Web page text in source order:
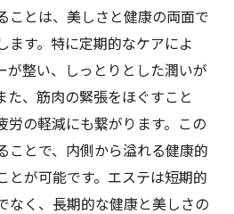
ことは、美しさと健康の両面で
ます。特に定期的なケアによ
が整い、しっとりとした潤いが
た、筋肉の緊張をほぐすこと
労の軽減にも繋がります。この
ことで、内側から溢れる健康的
とが可能です。エステは短期的
なく、長期的な健康と美しさの